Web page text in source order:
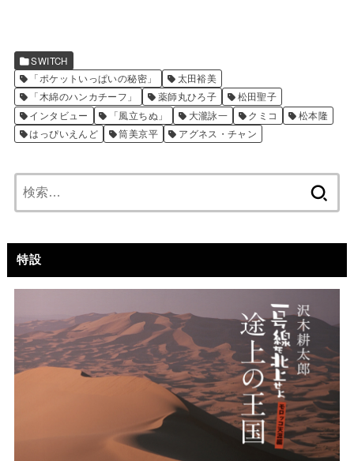
SWITCH
「ポケットいっぱいの秘密」
太田裕美
「木綿のハンカチーフ」
薬師丸ひろ子
松田聖子
インタビュー
「風立ちぬ」 大瀧詠一 クミコ
松本隆
はっぴいえんど
筒美京平 アグネス・チャン
特設